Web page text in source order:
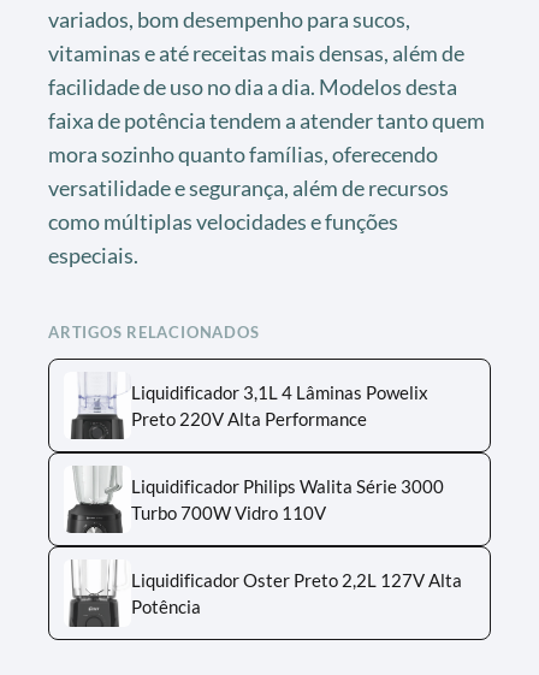
variados, bom desempenho para sucos,
vitaminas e até receitas mais densas, além de
facilidade de uso no dia a dia. Modelos desta
faixa de potência tendem a atender tanto quem
mora sozinho quanto famílias, oferecendo
versatilidade e segurança, além de recursos
como múltiplas velocidades e funções
especiais.
ARTIGOS RELACIONADOS
Liquidificador 3,1L 4 Lâminas Powelix
Preto 220V Alta Performance
Liquidificador Philips Walita Série 3000
Turbo 700W Vidro 110V
Liquidificador Oster Preto 2,2L 127V Alta
Potência